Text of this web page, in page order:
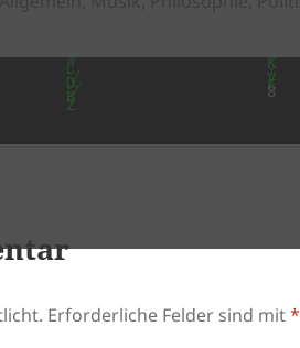
Erforderliche Felder sind mit*